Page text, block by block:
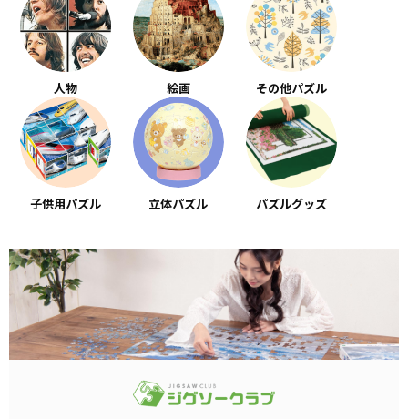
人物 絵画 その他パズル
子供用パズル 立体パズル パズルグッズ